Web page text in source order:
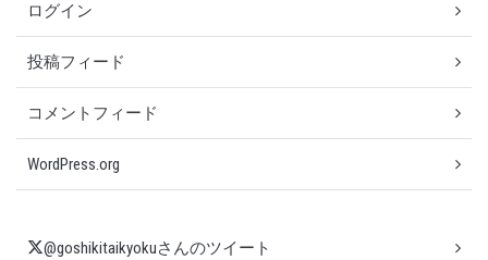
ログイン
投稿フィード
コメントフィード
WordPress.org
@goshikitaikyokuさんのツイート